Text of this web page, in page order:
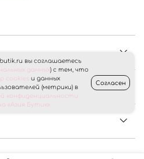
вы соглашаетесь
данных) с тем, что
cookies и данных
(метрики) в
конфиденциальности
«Азия Бутик»
Согласен